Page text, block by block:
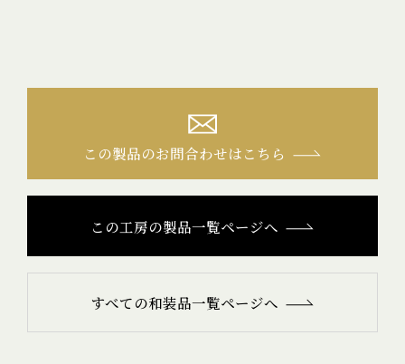
この製品のお問合わせはこちら
この工房の製品一覧ページへ
すべての和装品一覧ページへ